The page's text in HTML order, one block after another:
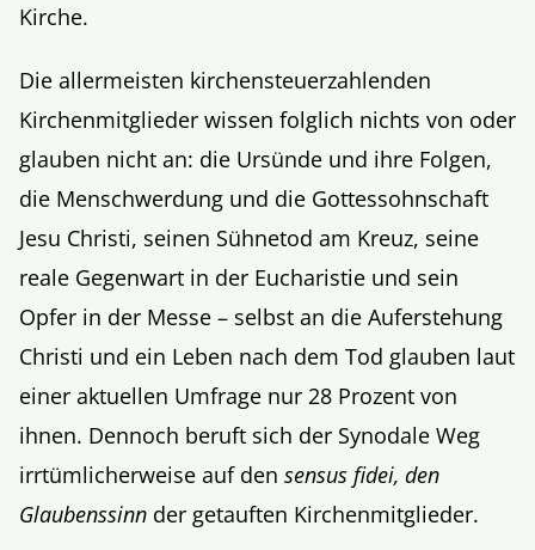
Kirche.
Die allermeisten kirchensteuerzahlenden
Kirchenmitglieder wissen folglich nichts von oder
glauben nicht an: die Ursünde und ihre Folgen,
die Menschwerdung und die Gottessohnschaft
Jesu Christi, seinen Sühnetod am Kreuz, seine
reale Gegenwart in der Eucharistie und sein
Opfer in der Messe – selbst an die Auferstehung
Christi und ein Leben nach dem Tod glauben laut
einer aktuellen Umfrage nur 28 Prozent von
ihnen. Dennoch beruft sich der Synodale Weg
irrtümlicherweise auf den sensus fidei, den
Glaubenssinnder getauften Kirchenmitglieder.